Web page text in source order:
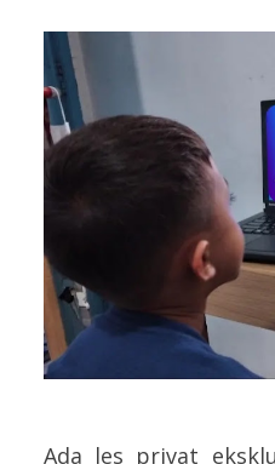
Ada les privat